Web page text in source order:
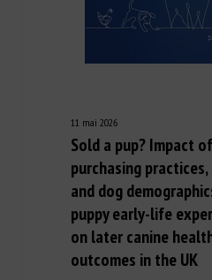
11 mai 2026
Sold a pup? Impact of
purchasing
and dog
puppy early-life
on later canine
outcomes in the UK